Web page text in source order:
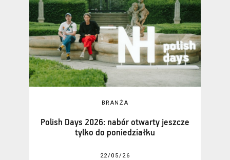
BRANŻA
Polish Days 2026: nabór otwarty jeszcze
tylko do poniedziałku
22/05/26